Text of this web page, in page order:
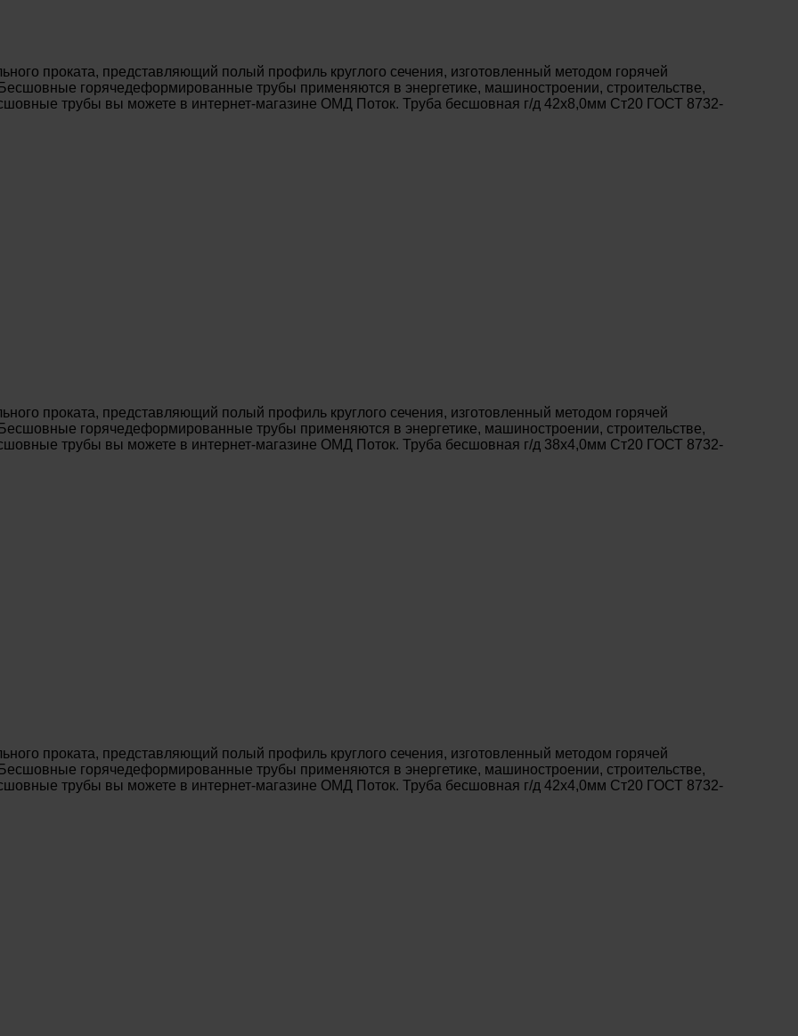
проката, представляющий полый профиль круглого сечения, изготовленный методом горячей
горячедеформированные трубы применяются в энергетике, машиностроении, строительстве,
трубы вы можете в интернет-магазине ОМД Поток. Труба бесшовная г/д 42х8,0мм Ст20 ГОСТ 8732-
проката, представляющий полый профиль круглого сечения, изготовленный методом горячей
горячедеформированные трубы применяются в энергетике, машиностроении, строительстве,
трубы вы можете в интернет-магазине ОМД Поток. Труба бесшовная г/д 38х4,0мм Ст20 ГОСТ 8732-
проката, представляющий полый профиль круглого сечения, изготовленный методом горячей
горячедеформированные трубы применяются в энергетике, машиностроении, строительстве,
трубы вы можете в интернет-магазине ОМД Поток. Труба бесшовная г/д 42х4,0мм Ст20 ГОСТ 8732-